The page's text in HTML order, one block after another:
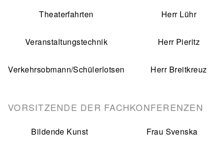
Theaterfahrten Herr Lühr
Veranstaltungstechnik Herr Pieritz
Verkehrsobmann/Schülerlotsen Herr Breitkreuz
VORSITZENDE DER FACHKONFERENZEN
Bildende Kunst Frau Svenska